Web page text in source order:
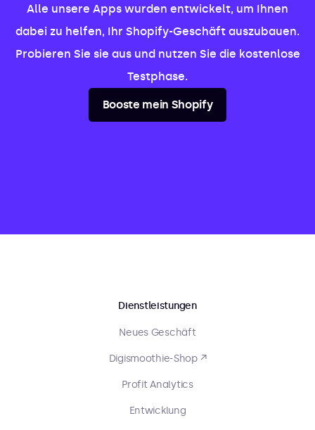
Alle unsere Apps wurden entwickelt, um Ihnen
dabei zu helfen, Ihr Shopify-Geschäft auszubauen.
Probieren Sie sie aus und nutzen Sie die kostenlose
Testphase.
Booste mein Shopify
Dienstleistungen
Neues Geschäft
Digismoothie-Shop ↗
Profit Analytics
Entwicklung